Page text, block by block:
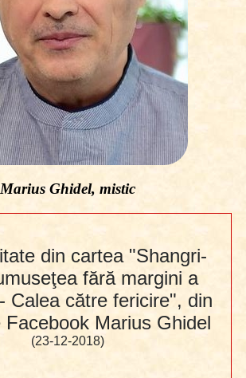
Marius Ghidel, mistic
din cartea "Shangri-
fără margini a
Calea către fericire", din
Facebook Marius Ghidel
(23-12-2018)